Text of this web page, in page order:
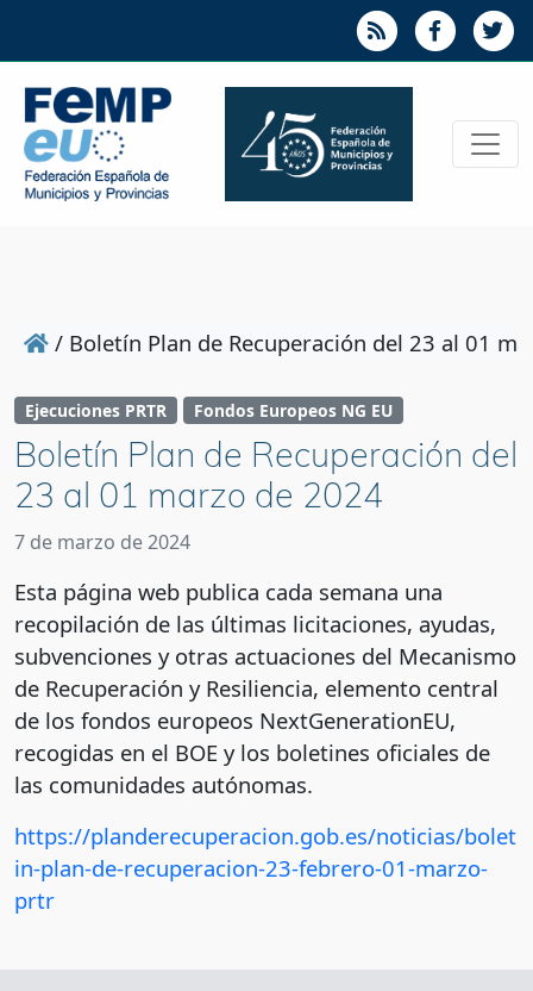
/ Boletín Plan de Recuperación del 23 al 01
Ejecuciones PRTR Fondos Europeos NG EU
Boletín Plan de Recuperación del
23 al 01 marzo de 2024
7 de marzo de 2024
Esta página web publica cada semana una
recopilación de las últimas licitaciones, ayudas,
subvenciones y otras actuaciones del Mecanismo
de Recuperación y Resiliencia, elemento central
de los fondos europeos NextGenerationEU,
recogidas en el BOE y los boletines oficiales de
las comunidades autónomas.
https://planderecuperacion.gob.es/noticias/bolet
in-plan-de-recuperacion-23-febrero-01-marzo-
prtr